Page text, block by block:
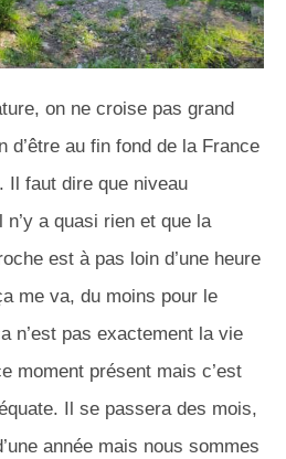
on ne croise pas grand
d’être au fin fond de la France
Il faut dire que niveau
a quasi rien et que la
est à pas loin d’une heure
me va, du moins pour le
n’est pas exactement la vie
moment présent mais c’est
Il se passera des mois,
année mais nous sommes